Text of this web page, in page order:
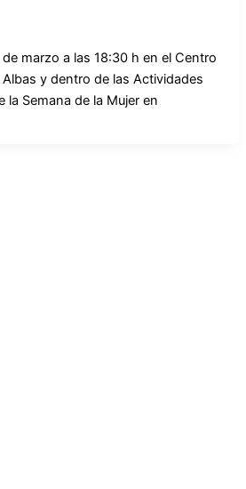
marzo a las 18:30 h en el Centro
y dentro de las Actividades
la Semana de la Mujer en